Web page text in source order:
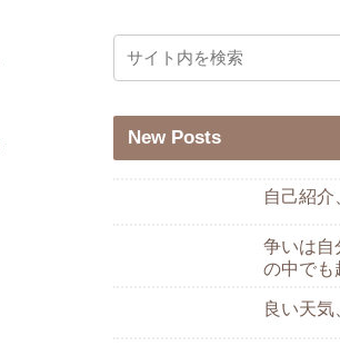
New Posts
自己紹介
争いは自
の中でも
良い天